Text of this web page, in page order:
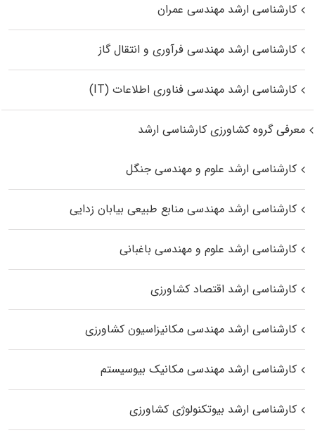
کارشناسی ارشد مهندسی عمران
کارشناسی ارشد مهندسی فرآوری و انتقال گاز
کارشناسی ارشد مهندسی فناوری اطلاعات (IT)
معرفی گروه کشاورزی کارشناسی ارشد
کارشناسی ارشد علوم و مهندسی جنگل
کارشناسی ارشد مهندسی منابع طبیعی بیابان زدایی
کارشناسی ارشد علوم و مهندسی باغبانی
کارشناسی ارشد اقتصاد کشاورزی
کارشناسی ارشد مهندسی مکانیزاسیون کشاورزی
کارشناسی ارشد مهندسی مکانیک بیوسیستم
کارشناسی ارشد بیوتکنولوژی کشاورزی